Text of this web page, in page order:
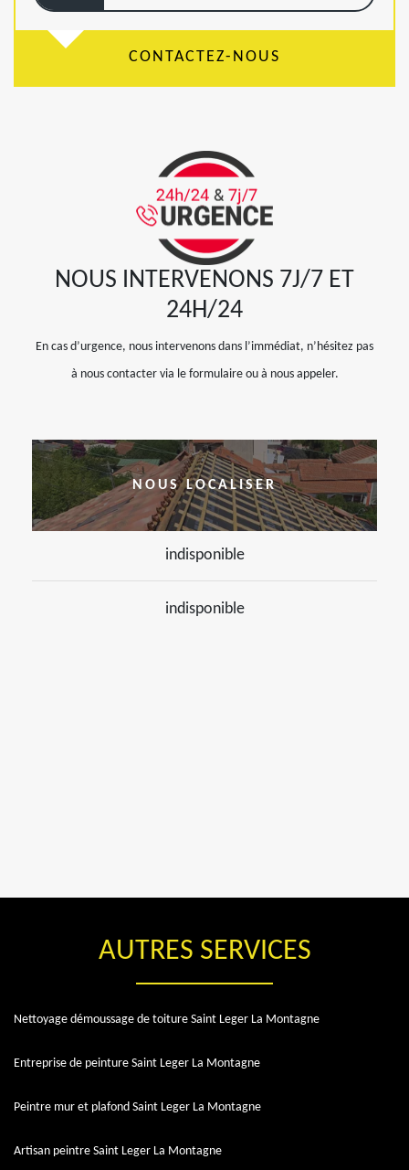
CONTACTEZ-NOUS
NOUS INTERVENONS 7J/7 ET
24H/24
En cas d’urgence, nous intervenons dans l’immédiat, n’hésitez pas
à nous contacter via le formulaire ou à nous appeler.
NOUS LOCALISER
indisponible
indisponible
AUTRES SERVICES
Nettoyage démoussage de toiture Saint Leger La Montagne
Entreprise de peinture Saint Leger La Montagne
Peintre mur et plafond Saint Leger La Montagne
Artisan peintre Saint Leger La Montagne